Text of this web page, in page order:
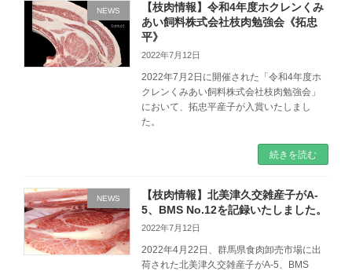
NEWS
【枝肉情報】令和4年度ホクレンくみ
あい飼料株式会社枝肉勉強会《拓忠
平》
2022年7月12日
2022年7月2日に開催された「令和4年度ホ
クレンくみあい飼料株式会社枝肉勉強会」
において、拓忠平産子が入賞いたしまし
た。
続きを読む
NEWS
【枝肉情報】北美津久交雑産子がA-
5、BMS No.12を記録いたしました。
2022年7月12日
2022年4月22日、群馬県食肉卸売市場に出
荷された北美津久交雑産子がA-5、BMS